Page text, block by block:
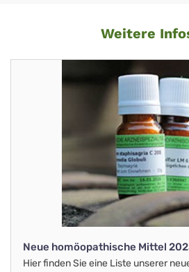
Weitere
Neue homöopathische Mittel
Hier finden Sie eine Liste unserer